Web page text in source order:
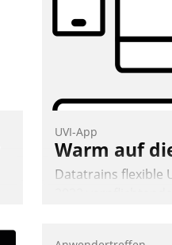
UVI-App
Warm auf
Datatrains flexible